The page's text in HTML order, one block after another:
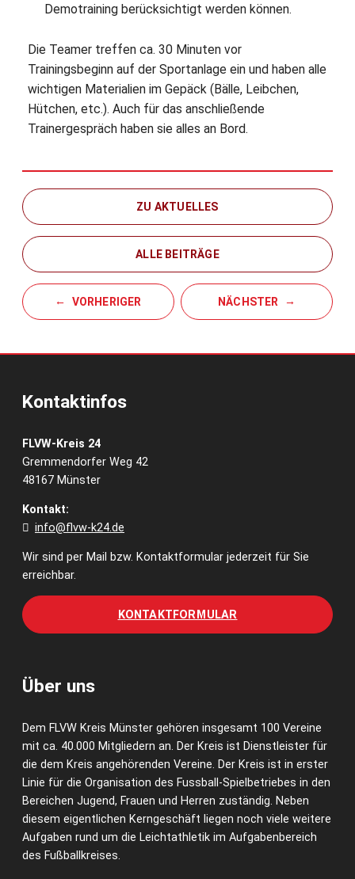
Demotraining berücksichtigt werden können.
Die Teamer treffen ca. 30 Minuten vor
Trainingsbeginn auf der Sportanlage ein und haben alle
wichtigen Materialien im Gepäck (Bälle, Leibchen,
Hütchen, etc.). Auch für das anschließende
Trainergespräch haben sie alles an Bord.
ZU AKTUELLES
ALLE BEITRÄGE
VORHERIGER NÄCHSTER
Kontaktinfos
FLVW-Kreis 24
Gremmendorfer Weg 42
48167 Münster
Kontakt:
info@flvw-k24.de
Wir sind per Mail bzw. Kontaktformular jederzeit für Sie
erreichbar.
KONTAKTFORMULAR
Über uns
Dem FLVW Kreis Münster gehören insgesamt 100 Vereine
mit ca. 40.000 Mitgliedern an. Der Kreis ist Dienstleister für
die dem Kreis angehörenden Vereine. Der Kreis ist in erster
Linie für die Organisation des Fussball-Spielbetriebes in den
Bereichen Jugend, Frauen und Herren zuständig. Neben
diesem eigentlichen Kerngeschäft liegen noch viele weitere
Aufgaben rund um die Leichtathletik im Aufgabenbereich
des Fußballkreises.